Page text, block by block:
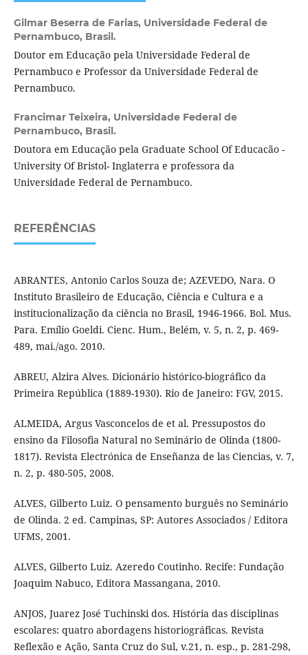
Gilmar Beserra de Farias, Universidade Federal de
Pernambuco, Brasil.
Doutor em Educação pela Universidade Federal de
Pernambuco e Professor da Universidade Federal de
Pernambuco.
Francimar Teixeira, Universidade Federal de
Pernambuco, Brasil.
Doutora em Educação pela Graduate School Of Educacão -
University Of Bristol- Inglaterra e professora da
Universidade Federal de Pernambuco.
REFERÊNCIAS
ABRANTES, Antonio Carlos Souza de; AZEVEDO, Nara. O
Instituto Brasileiro de Educação, Ciência e Cultura e a
institucionalização da ciência no Brasil, 1946-1966. Bol. Mus.
Para. Emílio Goeldi. Cienc. Hum., Belém, v. 5, n. 2, p. 469-
489, mai./ago. 2010.
ABREU, Alzira Alves. Dicionário histórico-biográfico da
Primeira República (1889-1930). Rio de Janeiro: FGV, 2015.
ALMEIDA, Argus Vasconcelos de et al. Pressupostos do
ensino da Filosofia Natural no Seminário de Olinda (1800-
1817). Revista Electrónica de Enseñanza de las Ciencias, v. 7,
n. 2, p. 480-505, 2008.
ALVES, Gilberto Luiz. O pensamento burguês no Seminário
de Olinda. 2 ed. Campinas, SP: Autores Associados / Editora
UFMS, 2001.
ALVES, Gilberto Luiz. Azeredo Coutinho. Recife: Fundação
Joaquim Nabuco, Editora Massangana, 2010.
ANJOS, Juarez José Tuchinski dos. História das disciplinas
escolares: quatro abordagens historiográficas. Revista
Reflexão e Ação, Santa Cruz do Sul, v.21, n. esp., p. 281-298,